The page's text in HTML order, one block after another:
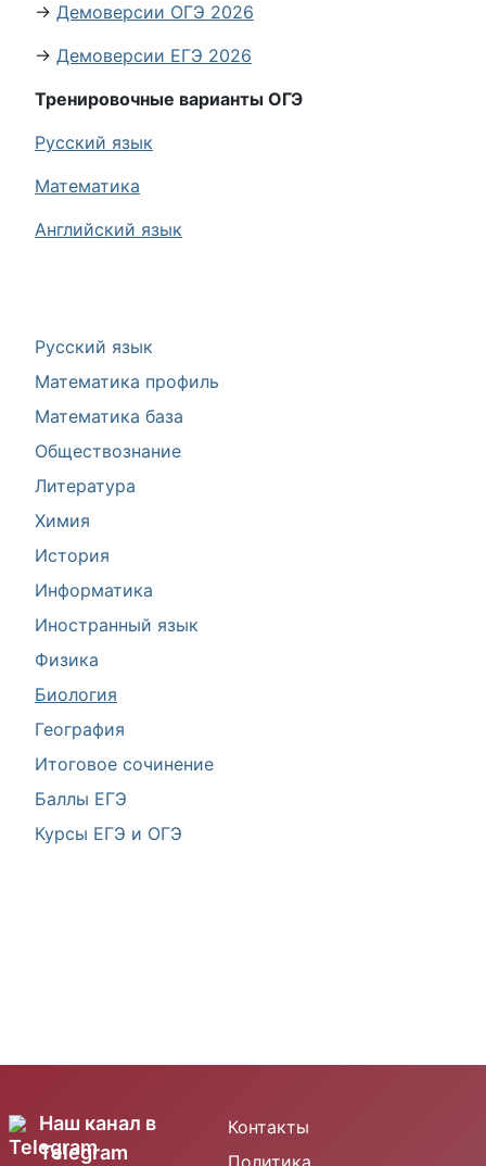
Русский язык
Математика профиль
Математика база
Обществознание
Литература
Химия
История
Информатика
Иностранный язык
Физика
Биология
География
Итоговое сочинение
Баллы ЕГЭ
Курсы ЕГЭ и ОГЭ
→ Демоверсии ОГЭ 2026
→ Демоверсии ЕГЭ 2026
Тренировочные варианты ОГЭ
Русский язык
Математика
Английский язык
Наш канал в
Telegram
Контакты
Политика